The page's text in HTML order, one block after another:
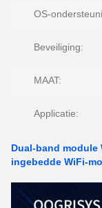
OS-
Beveiliging:
MAAT:
Applicatie:
Dual-band module
ingebedde WiFi-